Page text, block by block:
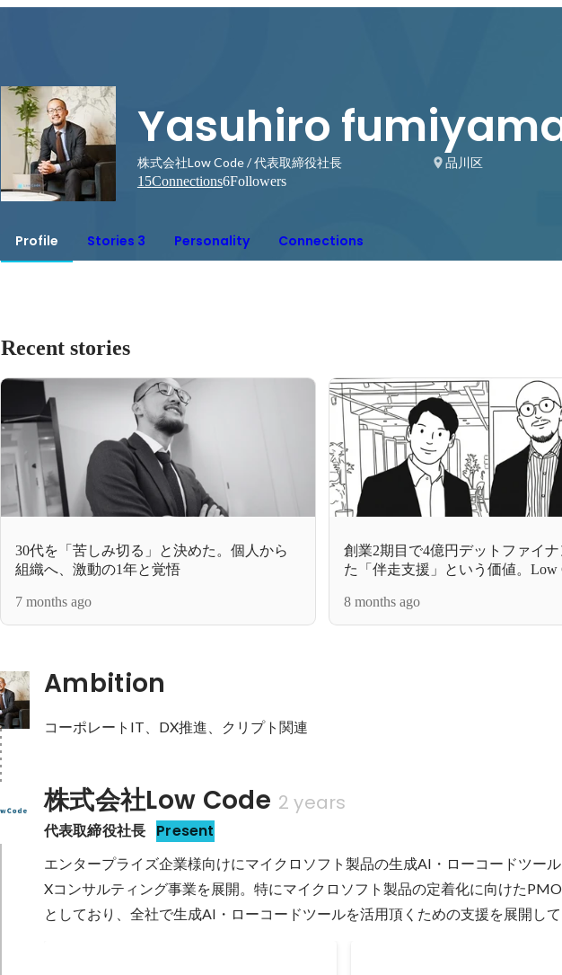
Yasuhiro
株式会社Low Code / 代表取締役社長
品川区
15Connections6Followers
Profile Stories 3 Personality Connections
Recent stories
30代を「苦しみ切る」と決めた。個人から
組織へ、激動の1年と覚悟
7 months ago
創業2期目で4億円デットファイナ
た「伴走支援」という価値。Low
8 months ago
Ambition
コーポレートIT、DX推進、クリプト関連
株式会社Low Code 2 years
代表取締役社長 Present
エンタープライズ企業様向けにマイクロソフト製品の生成AI・ローコードツー
Xコンサルティング事業を展開。特にマイクロソフト製品の定着化に向けた
としており、全社で生成AI・ローコードツールを活用頂くための支援を展開して